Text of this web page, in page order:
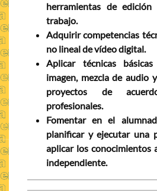
herramientas de
trabajo.
Adquirir competencias
no lineal de vídeo digital.
Aplicar técnicas
imagen, mezcla de audio
proyectos de
profesionales.
Fomentar en el
planificar y ejecutar una
aplicar los conocimientos
independiente.